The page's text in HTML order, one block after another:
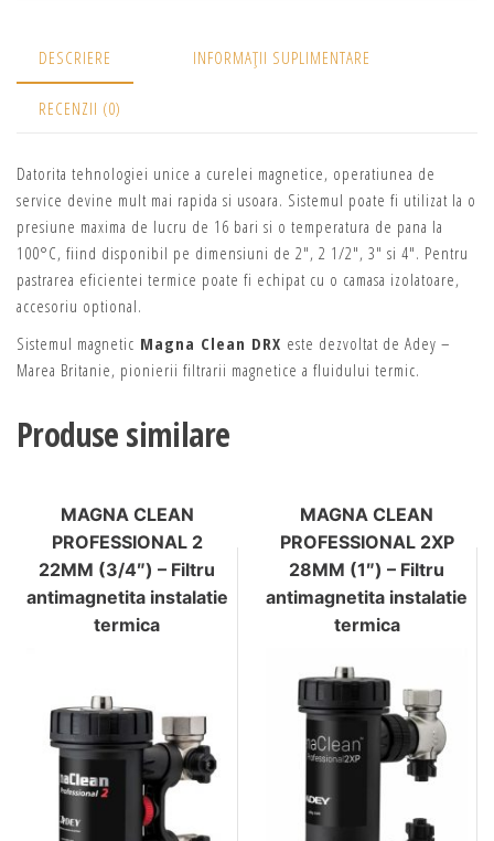
DESCRIERE INFORMAȚII SUPLIMENTARE
RECENZII (0)
Datorita tehnologiei unice a curelei magnetice, operatiunea de
service devine mult mai rapida si usoara. Sistemul poate fi utilizat la o
presiune maxima de lucru de 16 bari si o temperatura de pana la
100°C, fiind disponibil pe dimensiuni de 2″, 2 1/2″, 3″ si 4″. Pentru
pastrarea eficientei termice poate fi echipat cu o camasa izolatoare,
accesoriu optional.
Sistemul magnetic Magna Clean DRX este dezvoltat de Adey –
Marea Britanie, pionierii filtrarii magnetice a fluidului termic.
Produse similare
MAGNA CLEAN
PROFESSIONAL 2
22MM (3/4″) – Filtru
antimagnetita instalatie
termica
MAGNA CLEAN
PROFESSIONAL 2XP
28MM (1″) – Filtru
antimagnetita instalatie
termica